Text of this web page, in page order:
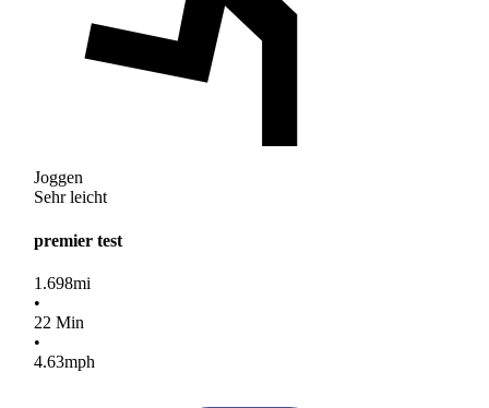
Joggen
Sehr leicht
premier test
1.698mi
•
22 Min
•
4.63mph